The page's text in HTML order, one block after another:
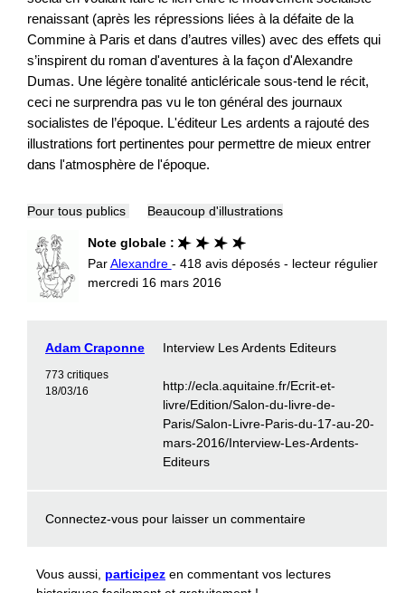
renaissant (après les répressions liées à la défaite de la
Commine à Paris et dans d’autres villes) avec des effets qui
s’inspirent du roman d'aventures à la façon d'Alexandre
Dumas. Une légère tonalité anticléricale sous-tend le récit,
ceci ne surprendra pas vu le ton général des journaux
socialistes de l’époque. L'éditeur Les ardents a rajouté des
illustrations fort pertinentes pour permettre de mieux entrer
dans l'atmosphère de l'époque.
Pour tous publics Beaucoup d'illustrations
Note globale :
ParAlexandre - 418 avis déposés - lecteur régulier
mercredi 16 mars 2016
Adam Craponne
773 critiques
18/03/16
Interview Les Ardents Editeurs
http://ecla.aquitaine.fr/Ecrit-et-
livre/Edition/Salon-du-livre-de-
Paris/Salon-Livre-Paris-du-17-au-20-
mars-2016/Interview-Les-Ardents-
Editeurs
Connectez-vous pour laisser un commentaire
Vous aussi, participez en commentant vos lectures